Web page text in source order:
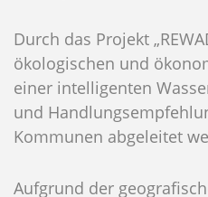
Durch das Projekt
ökologischen und
einer intelligenten
und
Kommunen abgeleitet
Aufgrund der